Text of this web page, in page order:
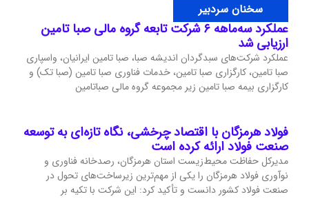
سخنان سردبیر
عملکرد سه‌ماهه ۶ شرکت‌ تابعه گروه مالی صبا تامین
ارزیابی شد
عملکرد شرکت‌های سبدگردان اندیشه صبا، صبا تامین ایرانیان، واسپاری
صبا تامین، کارگزاری صبا تامین، خدمات فناوری صبا تامین (صبا تک) و
کارگزاری بیمه صبا تامین زیر مجموعه گروه مالی صباتامین
فولاد هرمزگان با اقتصاد چرخشی، نگاه تازه‌ای به توسعه
صنعت فولاد ارائه کرده است
مدیرکل حفاظت محیط‌زیست استان هرمزگان، رصدخانه فناوری و
نوآوری فولاد هرمزگان را یکی از مهم‌ترین زیرساخت‌های تحول در
صنعت فولاد کشور دانست و تأکید کرد: این شرکت با تکیه بر